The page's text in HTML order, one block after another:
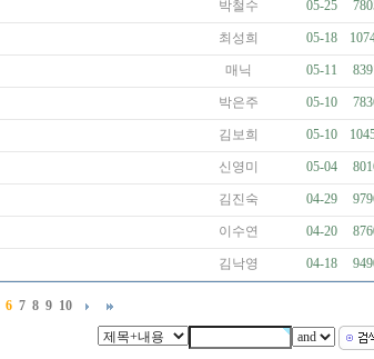
박철수 05-25
최성희 05-18
매닉 05-11
박은주 05-10
김보희 05-10
신영미 05-04
김진숙 04-29
이수연 04-20
김낙영 04-18
6 7 8 9 10